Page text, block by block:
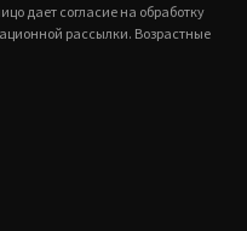
дает согласие на обработку
рассылки. Возрастные